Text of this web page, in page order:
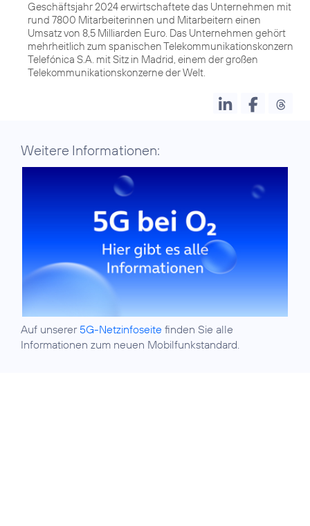
Geschäftsjahr 2024 erwirtschaftete das Unternehmen mit
rund 7800 Mitarbeiterinnen und Mitarbeitern einen
Umsatz von 8,5 Milliarden Euro. Das Unternehmen gehört
mehrheitlich zum spanischen Telekommunikationskonzern
Telefónica S.A. mit Sitz in Madrid, einem der großen
Weitere Informationen:
Auf unserer 5G-Netzinfoseite finden Sie alle
Informationen zum neuen Mobilfunkstandard.